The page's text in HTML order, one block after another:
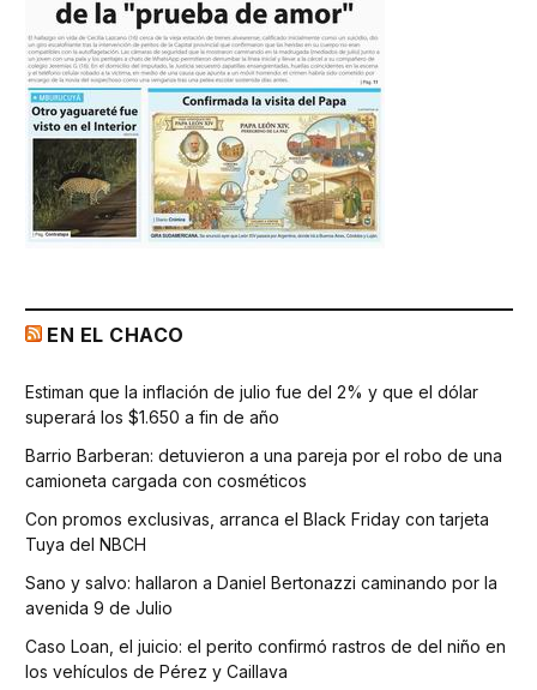
EN EL CHACO
Estiman que la inflación de julio fue del 2% y que el dólar
superará los $1.650 a fin de año
Barrio Barberan: detuvieron a una pareja por el robo de una
camioneta cargada con cosméticos
Con promos exclusivas, arranca el Black Friday con tarjeta
Tuya del NBCH
Sano y salvo: hallaron a Daniel Bertonazzi caminando por la
avenida 9 de Julio
Caso Loan, el juicio: el perito confirmó rastros de del niño en
los vehículos de Pérez y Caillava